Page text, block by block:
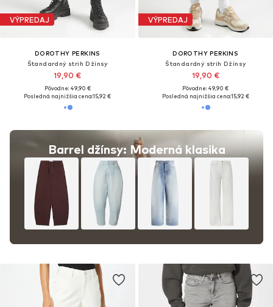
VÝPREDAJ
DOROTHY PERKINS
Štandardný strih Džínsy
19,90 €
Pôvodne: 49,90 €
Posledná najnižšia cena:15,92 €
Barrel džínsy: Moderná klasika
VÝPREDAJ
DOROTHY PERKINS
Štandardný strih Džínsy
19,90 €
Pôvodne: 49,90 €
Posledná najnižšia cena:15,92 €